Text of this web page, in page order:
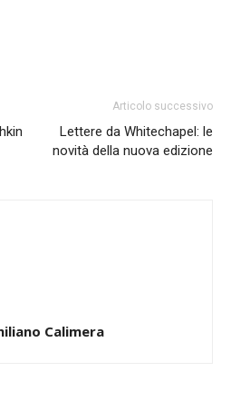
Articolo successivo
Lettere da Whitechapel: le
novità della nuova edizione
Calimera